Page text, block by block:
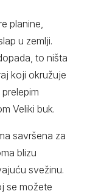
planine,
u zemlji.
to ništa
koji okružuje
Veliki buk.
savršena za
blizu
svežinu.
se možete